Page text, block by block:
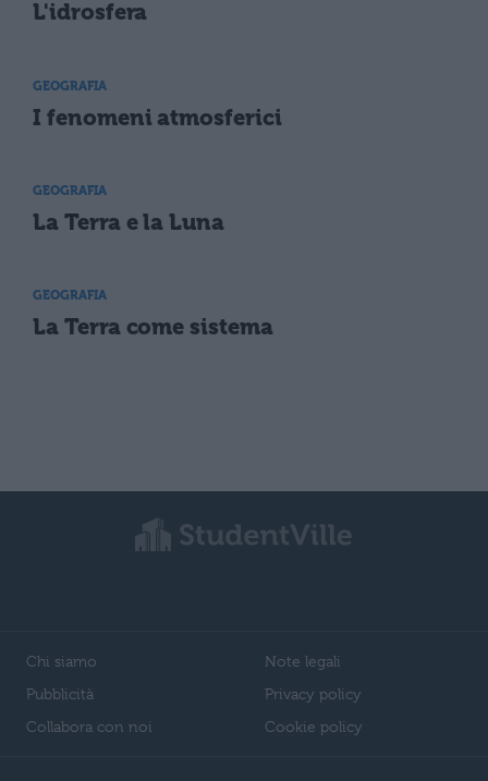
L'idrosfera
GEOGRAFIA
I fenomeni atmosferici
GEOGRAFIA
La Terra e la Luna
GEOGRAFIA
La Terra come sistema
Chi siamo
Pubblicità
Collabora con noi
Note legali
Privacy policy
Cookie policy